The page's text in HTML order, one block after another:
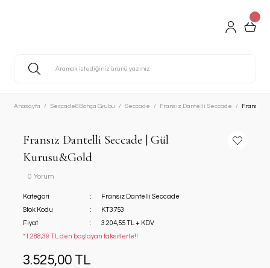
Anasayfa Seccade&Bohça Grubu Seccade Fransız Dantelli Seccade Fransız
Fransız Dantelli Seccade | Gül
Kurusu&Gold
0 Yorum
Kategori
Fransız Dantelli Seccade
Stok Kodu
KT3753
Fiyat
3.204,55 TL + KDV
*1.288,39 TL den başlayan taksitlerle!!
3.525,00 TL